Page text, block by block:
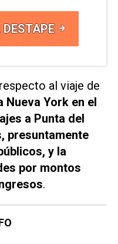
DESTAPE
al viaje de
Nueva York en el
a Punta del
presuntamente
y la
por montos
.